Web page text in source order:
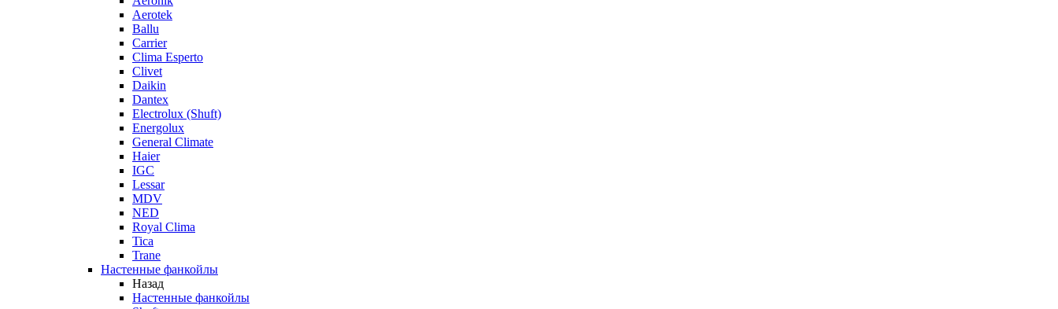
Aerotek
Ballu
Carrier
Clima Esperto
Clivet
Daikin
Dantex
Electrolux (Shuft)
Energolux
General Climate
Haier
IGC
Lessar
MDV
NED
Royal Clima
Tica
Trane
Настенные фанкойлы
Назад
Настенные фанкойлы